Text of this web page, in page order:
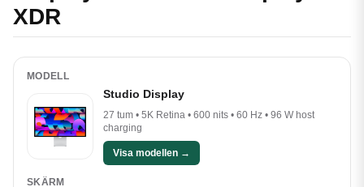
XDR
Studio Display
27 tum • 5K Retina • 600 nits • 60 Hz • 96 W host
charging
Visa modellen →